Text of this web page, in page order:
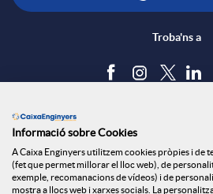
Troba'ns a
Política de
Avís legal
Informació sobre Cookies
A Caixa Enginyers utilitzem cookies pròpies i de
(fet que permet millorar el lloc web), de
exemple, recomanacions de vídeos) i de
mostra a llocs web i xarxes socials. La